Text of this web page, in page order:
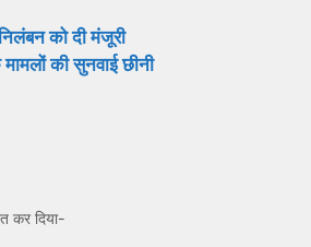
को दी मंजूरी
की सुनवाई छीनी
कर दिया-